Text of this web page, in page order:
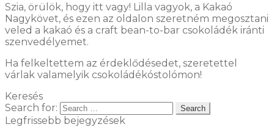
Szia, örülök, hogy itt vagy! Lilla vagyok, a Kakaó
Nagykövet, és ezen az oldalon szeretném megosztani
veled a kakaó és a craft bean-to-bar csokoládék iránti
szenvedélyemet.
Ha felkeltettem az érdeklődésedet, szeretettel
várlak valamelyik csokoládékóstolómon!
Keresés
Search for:
Legfrissebb bejegyzések